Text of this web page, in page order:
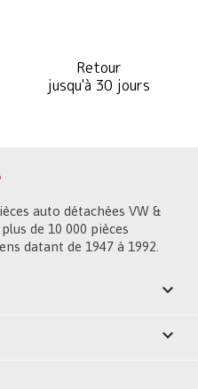
Retour
jusqu'à 30 jours
auto détachées VW &
de 10 000 pièces
datant de 1947 à 1992.

